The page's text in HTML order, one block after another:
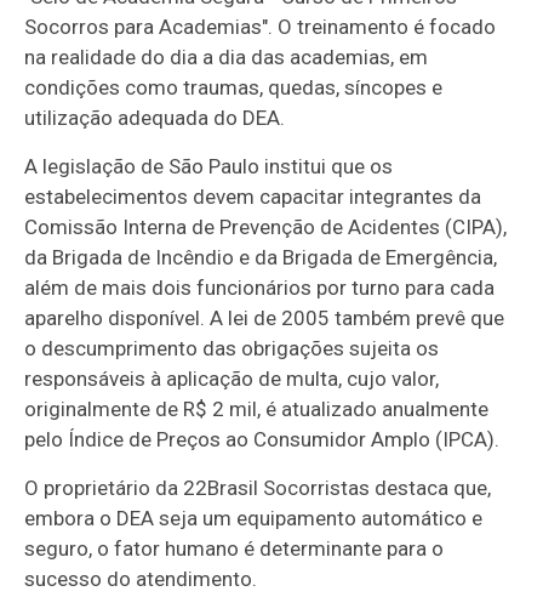
Socorros para Academias". O treinamento é focado
na realidade do dia a dia das academias, em
condições como traumas, quedas, síncopes e
utilização adequada do DEA.
A legislação de São Paulo institui que os
estabelecimentos devem capacitar integrantes da
Comissão Interna de Prevenção de Acidentes (CIPA),
da Brigada de Incêndio e da Brigada de Emergência,
além de mais dois funcionários por turno para cada
aparelho disponível. A lei de 2005 também prevê que
o descumprimento das obrigações sujeita os
responsáveis à aplicação de multa, cujo valor,
originalmente de R$ 2 mil, é atualizado anualmente
pelo Índice de Preços ao Consumidor Amplo (IPCA).
O proprietário da 22Brasil Socorristas destaca que,
embora o DEA seja um equipamento automático e
seguro, o fator humano é determinante para o
sucesso do atendimento.